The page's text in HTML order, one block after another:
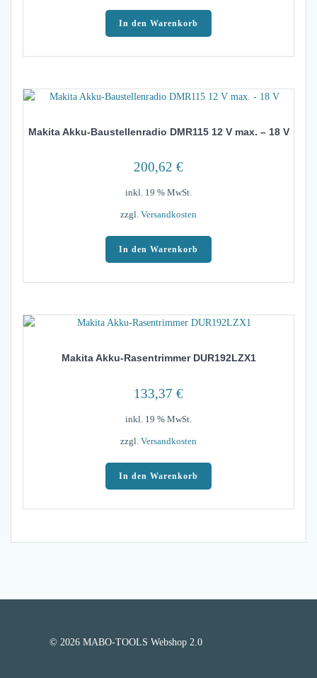
In den Warenkorb
Makita Akku-Baustellenradio DMR115 12 V max. – 18 V
200,62 €
inkl. 19 % MwSt.
zzgl. Versandkosten
In den Warenkorb
Makita Akku-Rasentrimmer DUR192LZX1
133,37 €
inkl. 19 % MwSt.
zzgl. Versandkosten
In den Warenkorb
© 2026 MABO-TOOLS Webshop 2.0